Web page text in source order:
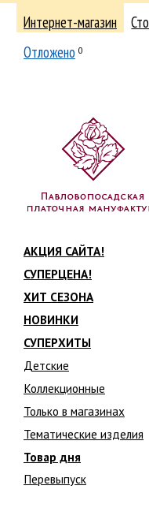
Интернет-магазин
Отложено 0
АКЦИЯ САЙТА!
СУПЕРЦЕНА!
ХИТ СЕЗОНА
НОВИНКИ
СУПЕРХИТЫ
Детские
Коллекционные
Только в магазинах
Тематические изделия
Товар дня
Перевыпуск